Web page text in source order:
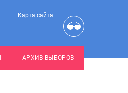
Карта сайта
АРХИВ ВЫБОРОВ